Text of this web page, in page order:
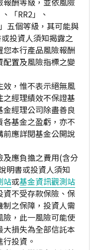
「RR2」、
五個等級，其可能與
投資人須知揭露之
本行產品風險報酬
置及風險指標之變
，惟不表示絕無風
經理績效不保證基
經理公司除盡善良
基金之盈虧，亦不
應詳閱基金公開說
應負擔之費用(含分
明書或投資人須知
站或基金資訊觀測站
資不受存款保險、保
之保障，投資人需
險，此一風險可能使
損失為全部信託本
投資。